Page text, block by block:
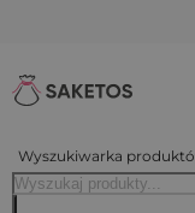
Wyszukiwarka